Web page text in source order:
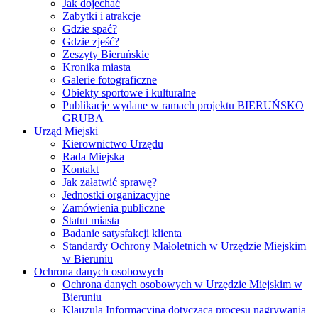
Jak dojechać
Zabytki i atrakcje
Gdzie spać?
Gdzie zjeść?
Zeszyty Bieruńskie
Kronika miasta
Galerie fotograficzne
Obiekty sportowe i kulturalne
Publikacje wydane w ramach projektu BIERUŃSKO
GRUBA
Urząd Miejski
Kierownictwo Urzędu
Rada Miejska
Kontakt
Jak załatwić sprawę?
Jednostki organizacyjne
Zamówienia publiczne
Statut miasta
Badanie satysfakcji klienta
Standardy Ochrony Małoletnich w Urzędzie Miejskim
w Bieruniu
Ochrona danych osobowych
Ochrona danych osobowych w Urzędzie Miejskim w
Bieruniu
Klauzula Informacyjna dotycząca procesu nagrywania